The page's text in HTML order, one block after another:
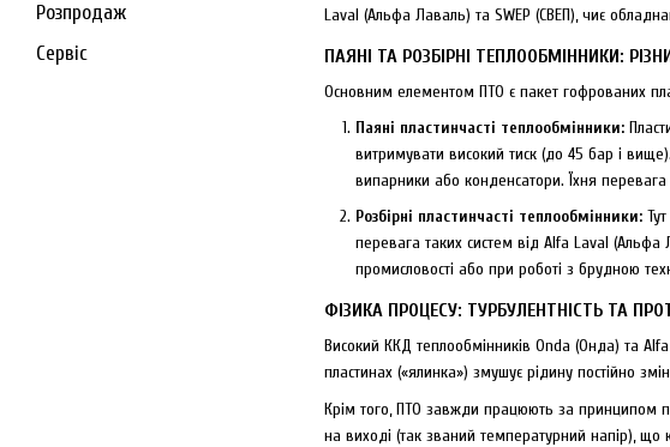
Laval (Альфа Лаваль) та SWEP (СВЕП), чиє
ПАЯНІ ТА РОЗБІРНІ ТЕПЛООБМІННИКИ:
Основним елементом ПТО є пакет гофрованих
Паяні пластинчасті теплообмінники:
витримувати високий тиск (до 45 бар і
випарники або конденсатори. Їхня
Розбірні пластинчасті теплообмінники:
перевага таких систем від Alfa Laval
промисловості або при роботі з брудною
ФІЗИКА ПРОЦЕСУ: ТУРБУЛЕНТНІСТЬ ТА
Високий ККД теплообмінників Onda (Онда) та
пластинах («ялинка») змушує рідину постійно
Крім того, ПТО завжди працюють за принципом
на виході (так званий температурний напір), що
Розпродаж
Сервіс